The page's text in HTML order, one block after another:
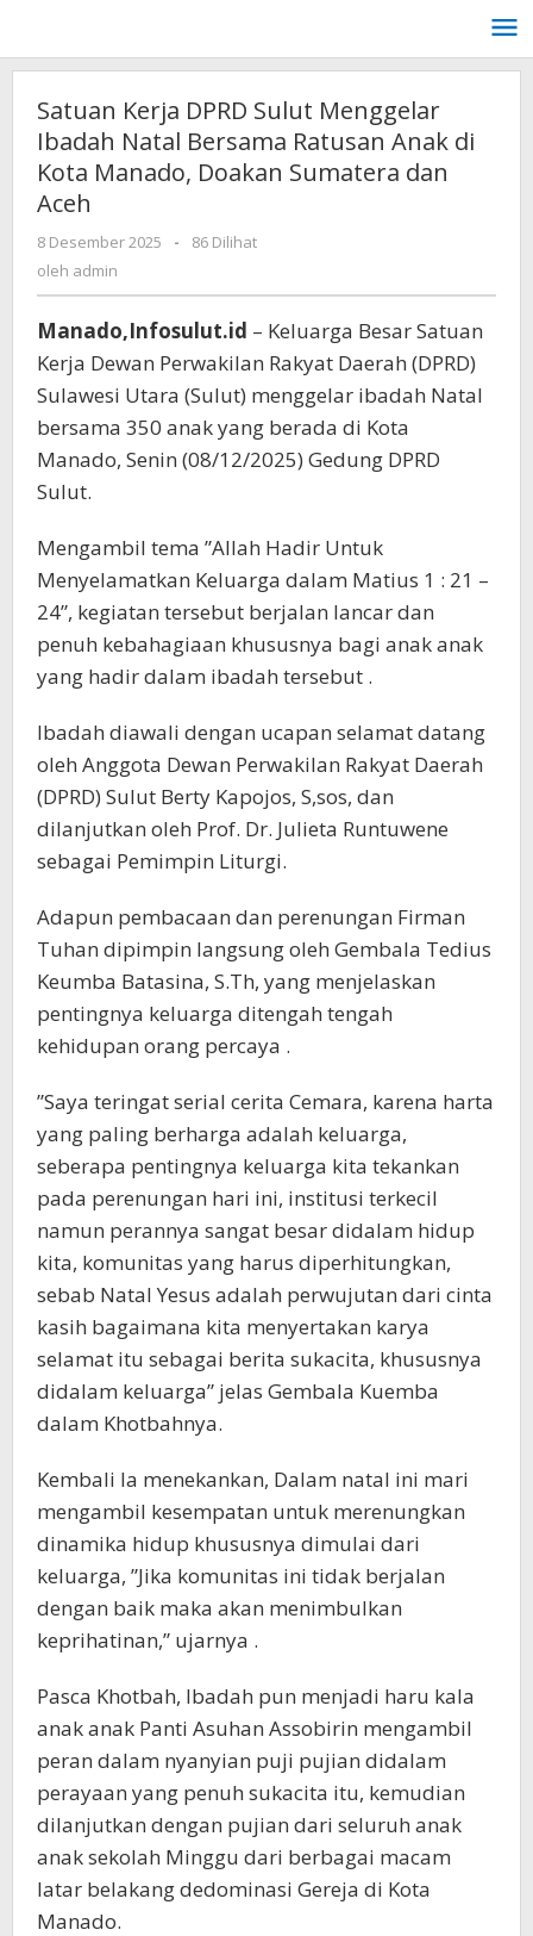
konten
Satuan Kerja DPRD Sulut Menggelar
Ibadah Natal Bersama Ratusan Anak di
Kota Manado, Doakan Sumatera dan
Aceh
8 Desember 2025
oleh
-
86 Dilihat
oleh admin
Manado,Infosulut.id – Keluarga Besar Satuan
Kerja Dewan Perwakilan Rakyat Daerah (DPRD)
Sulawesi Utara (Sulut) menggelar ibadah Natal
bersama 350 anak yang berada di Kota
Manado, Senin (08/12/2025) Gedung DPRD
Sulut.
Mengambil tema ”Allah Hadir Untuk
Menyelamatkan Keluarga dalam Matius 1 : 21 –
24”, kegiatan tersebut berjalan lancar dan
penuh kebahagiaan khususnya bagi anak anak
yang hadir dalam ibadah tersebut .
Ibadah diawali dengan ucapan selamat datang
oleh Anggota Dewan Perwakilan Rakyat Daerah
(DPRD) Sulut Berty Kapojos, S,sos, dan
dilanjutkan oleh Prof. Dr. Julieta Runtuwene
sebagai Pemimpin Liturgi.
Adapun pembacaan dan perenungan Firman
Tuhan dipimpin langsung oleh Gembala Tedius
Keumba Batasina, S.Th, yang menjelaskan
pentingnya keluarga ditengah tengah
kehidupan orang percaya .
”Saya teringat serial cerita Cemara, karena harta
yang paling berharga adalah keluarga,
seberapa pentingnya keluarga kita tekankan
pada perenungan hari ini, institusi terkecil
namun perannya sangat besar didalam hidup
kita, komunitas yang harus diperhitungkan,
sebab Natal Yesus adalah perwujutan dari cinta
kasih bagaimana kita menyertakan karya
selamat itu sebagai berita sukacita, khususnya
didalam keluarga” jelas Gembala Kuemba
dalam Khotbahnya.
Kembali Ia menekankan, Dalam natal ini mari
mengambil kesempatan untuk merenungkan
dinamika hidup khususnya dimulai dari
keluarga, ”Jika komunitas ini tidak berjalan
dengan baik maka akan menimbulkan
keprihatinan,” ujarnya .
Pasca Khotbah, Ibadah pun menjadi haru kala
anak anak Panti Asuhan Assobirin mengambil
peran dalam nyanyian puji pujian didalam
perayaan yang penuh sukacita itu, kemudian
dilanjutkan dengan pujian dari seluruh anak
anak sekolah Minggu dari berbagai macam
latar belakang dedominasi Gereja di Kota
Manado.